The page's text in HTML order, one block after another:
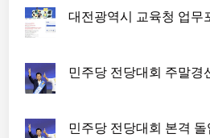
대전광역시 교육청 업무
민주당 전당대회 주말경
민주당 전당대회 본격